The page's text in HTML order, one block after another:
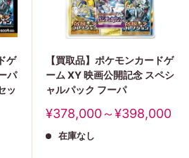
ゲ
パ
ッ
【買取品】ポケモンカードゲ
ーム XY 映画公開記念 スペシ
ャルパック フーパ
販
価
¥378,000～¥398,000
在庫なし